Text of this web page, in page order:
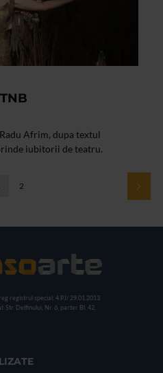
Afrim, dupa textul
iubitorii de teatru.
2
registrul special: 4 PJ/ 29.01.2013
Str. Delfinului, Nr. 6, parter Bl. 42,